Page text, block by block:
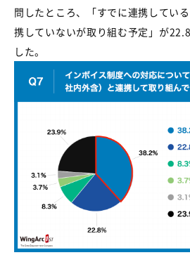
問したところ、「すでに連携してい
携していないが取り組む予定」が
した。